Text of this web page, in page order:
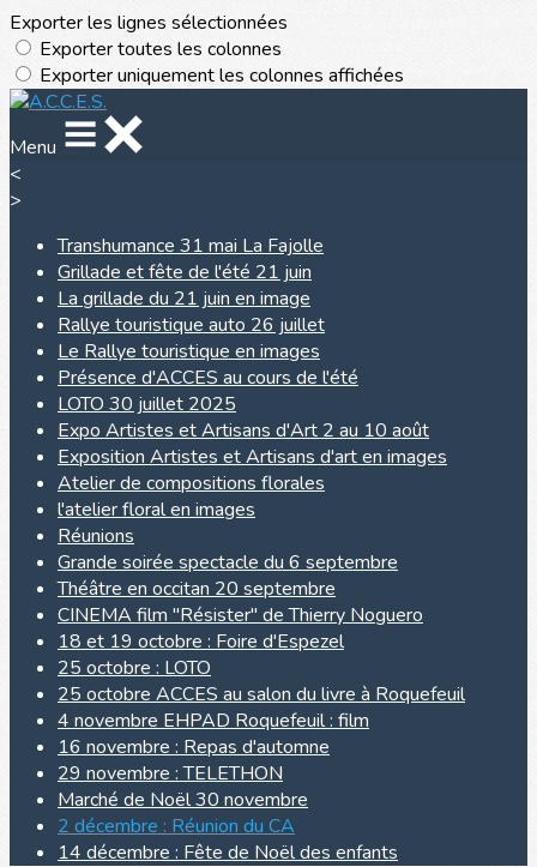
Exporter les lignes sélectionnées
Exporter toutes les colonnes
Exporter uniquement les colonnes affichées
Menu
<
>
Transhumance 31 mai La Fajolle
Grillade et fête de l'été 21 juin
La grillade du 21 juin en image
Rallye touristique auto 26 juillet
Le Rallye touristique en images
Présence d'ACCES au cours de l'été
LOTO 30 juillet 2025
Expo Artistes et Artisans d'Art 2 au 10 août
Exposition Artistes et Artisans d'art en images
Atelier de compositions florales
l'atelier floral en images
Réunions
Grande soirée spectacle du 6 septembre
Théâtre en occitan 20 septembre
CINEMA film "Résister" de Thierry Noguero
18 et 19 octobre : Foire d'Espezel
25 octobre : LOTO
25 octobre ACCES au salon du livre à Roquefeuil
4 novembre EHPAD Roquefeuil : film
16 novembre : Repas d'automne
29 novembre : TELETHON
Marché de Noël 30 novembre
2 décembre : Réunion du CA
14 décembre : Fête de Noël des enfants